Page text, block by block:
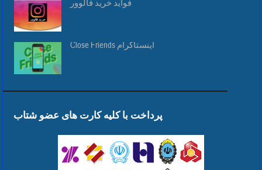
فواید خرید فالوور
Close Friends اینستاگرام
پرداخت با کلیه کارت های عضو شتاب